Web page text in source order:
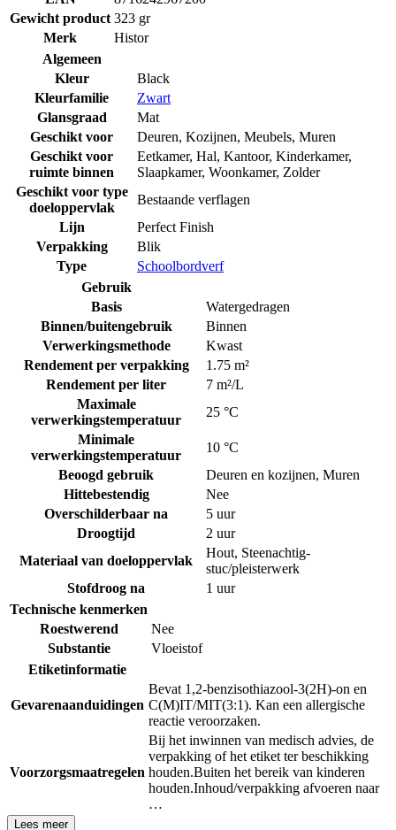
Gewicht product 323 gr
Merk
Histor
Algemeen
Kleur
Black
Kleurfamilie
Zwart
Glansgraad
Mat
Geschikt voor
Deuren, Kozijnen, Meubels, Muren
Geschikt voor
ruimte binnen
Eetkamer, Hal, Kantoor, Kinderkamer,
Slaapkamer, Woonkamer, Zolder
Geschikt voor type
doeloppervlak
Bestaande verflagen
Lijn
Perfect Finish
Verpakking
Blik
Type
Schoolbordverf
Gebruik
Basis
Watergedragen
Binnen/buitengebruik
Binnen
Verwerkingsmethode
Kwast
Rendement per verpakking
1.75 m²
Rendement per liter
7 m²/L
Maximale
verwerkingstemperatuur
25 °C
Minimale
verwerkingstemperatuur
10 °C
Beoogd gebruik
Deuren en kozijnen, Muren
Hittebestendig
Nee
Overschilderbaar na
5 uur
Droogtijd
2 uur
Materiaal van doeloppervlak
Hout, Steenachtig-
stuc/pleisterwerk
Stofdroog na
1 uur
Technische kenmerken
Roestwerend
Nee
Substantie
Vloeistof
Etiketinformatie
Gevarenaanduidingen
Bevat 1,2-benzisothiazool-3(2H)-on en
C(M)IT/MIT(3:1). Kan een allergische
reactie veroorzaken.
Voorzorgsmaatregelen
Bij het inwinnen van medisch advies, de
verpakking of het etiket ter beschikking
houden.Buiten het bereik van kinderen
houden.Inhoud/verpakking afvoeren naar
…
Lees meer